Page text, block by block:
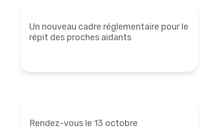
Un nouveau cadre réglementaire pour le
répit des proches aidants
Rendez-vous le 13 octobre